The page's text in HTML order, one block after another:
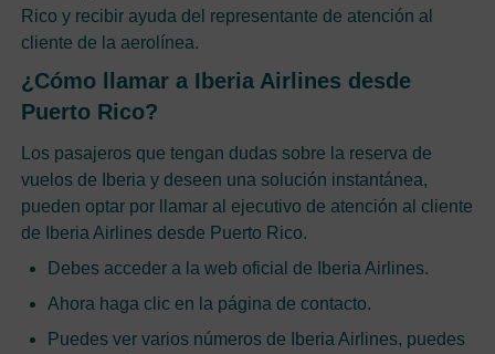
Rico y recibir ayuda del representante de atención al
cliente de la aerolínea.
¿Cómo llamar a Iberia Airlines desde
Puerto Rico?
Los pasajeros que tengan dudas sobre la reserva de
vuelos de Iberia y deseen una solución instantánea,
pueden optar por llamar al ejecutivo de atención al cliente
de Iberia Airlines desde Puerto Rico.
Debes acceder a la web oficial de Iberia Airlines.
Ahora haga clic en la página de contacto.
Puedes ver varios números de Iberia Airlines, puedes